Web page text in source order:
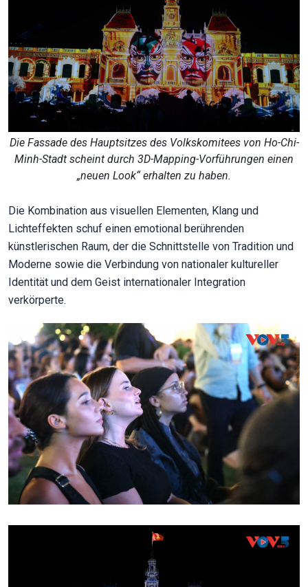
Die Fassade des Hauptsitzes des Volkskomitees von Ho-Chi-
Minh-Stadt scheint durch 3D-Mapping-Vorführungen einen
„neuen Look“ erhalten zu haben.
Die Kombination aus visuellen Elementen, Klang und
Lichteffekten schuf einen emotional berührenden
künstlerischen Raum, der die Schnittstelle von Tradition und
Moderne sowie die Verbindung von nationaler kultureller
Identität und dem Geist internationaler Integration
verkörperte.